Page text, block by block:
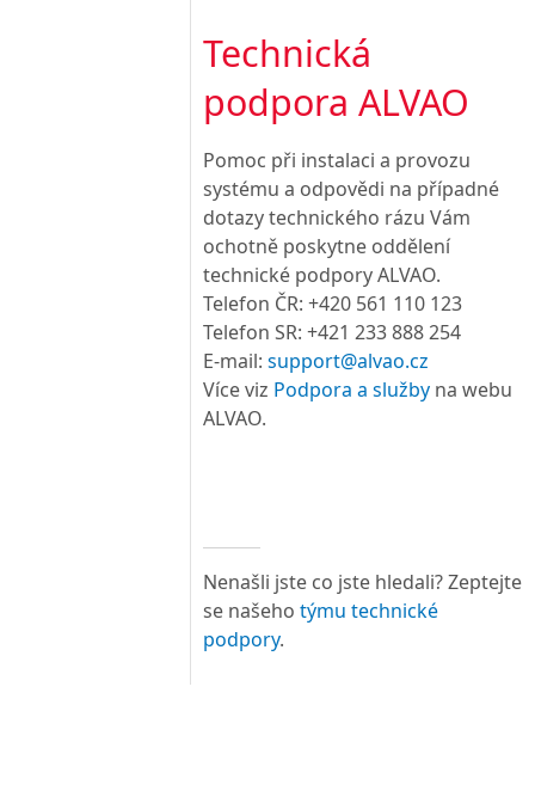
Technická
podpora ALVAO
Pomoc při instalaci a provozu
systému a odpovědi na případné
dotazy technického rázu Vám
ochotně poskytne oddělení
technické podpory ALVAO.
Telefon ČR: +420 561 110 123
Telefon SR: +421 233 888 254
E-mail: support@alvao.cz
Více viz Podpora a služby na webu
ALVAO.
Nenašli jste co jste hledali? Zeptejte
se našeho týmu technické
podpory.